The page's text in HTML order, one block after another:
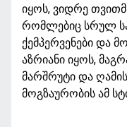
იყოს, ვიდრე
რომლებიც სრულ
ქემპერვენები და
აზრიანი იყოს,
მარშრუტი და
მოგზაურობის ამ